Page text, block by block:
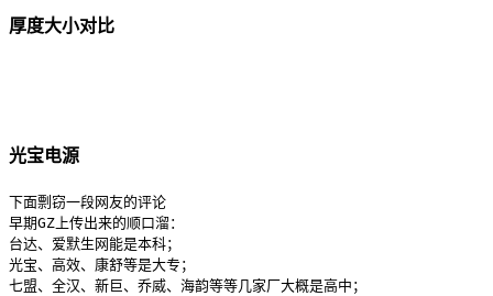
厚度大小对比
光宝电源
下面剽窃一段网友的评论
早期GZ上传出来的顺口溜：
台达、爱默生网能是本科；
光宝、高效、康舒等是大专；
七盟、全汉、新巨、乔威、海韵等等几家厂大概是高中；